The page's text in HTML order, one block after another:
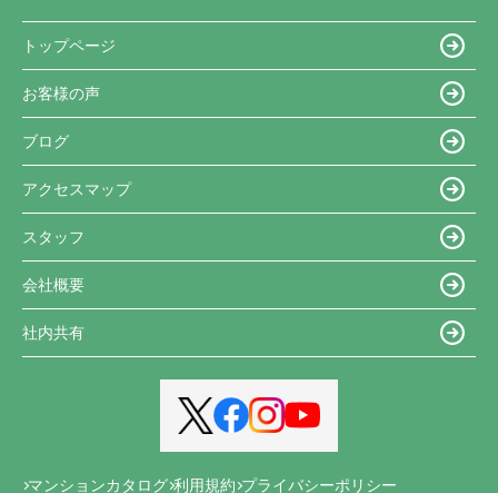
トップページ
お客様の声
ブログ
アクセスマップ
スタッフ
会社概要
社内共有
マンションカタログ 利用規約 プライバシーポリシー